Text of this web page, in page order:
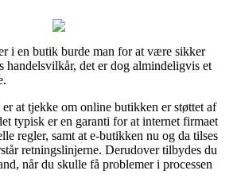
i en butik burde man for at være sikker
handelsvilkår, det er dog almindeligvis et
at tjekke om online butikken er støttet af
typisk er en garanti for at internet firmaet
regler, samt at e-butikken nu og da tilses
retningslinjerne. Derudover tilbydes du
når du skulle få problemer i processen